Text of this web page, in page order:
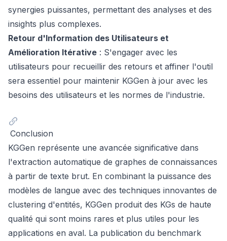
synergies puissantes, permettant des analyses et des
insights plus complexes.
Retour d'Information des Utilisateurs et
Amélioration Itérative : S'engager avec les
utilisateurs pour recueillir des retours et affiner l'outil
sera essentiel pour maintenir KGGen à jour avec les
besoins des utilisateurs et les normes de l'industrie.
Conclusion
KGGen représente une avancée significative dans
l'extraction automatique de graphes de connaissances
à partir de texte brut. En combinant la puissance des
modèles de langue avec des techniques innovantes de
clustering d'entités, KGGen produit des KGs de haute
qualité qui sont moins rares et plus utiles pour les
applications en aval. La publication du benchmark